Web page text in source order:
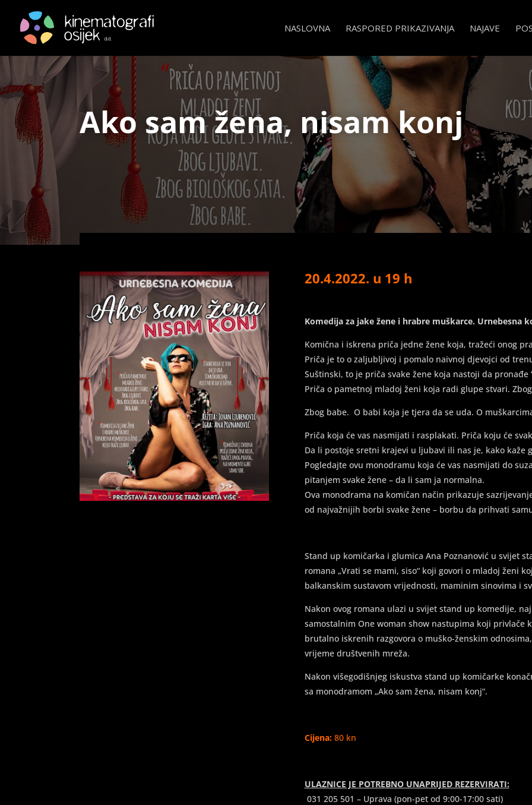
NASLOVNA RASPORED PRIKAZIVANJA NAJAVE
Ako sam žena, nisam konj
20.4.2022. u 19 h
Komedija za jake žene i hrabre muškarce. Urnebesna
Komična i iskrena priča jedne žene koja, tražeći onog
Priča je to o zaljubljivoj i pomalo naivnoj djevojci od
Suštinski, to je priča svake žene koja nastoji da pronađe
Priča o pametnoj mladoj ženi koja radi glupe stvari.
Zbog babe. O babi koja je tjera da se uda. O
Priča koja će vas nasmijati i rasplakati. Priča koju će
Da li postoje sretni krajevi u ljubavi ili nas je, kako kaže
Pogledajte ovu monodramu koja će vas nasmijati do
pitanjem svake žene – da li sam ja normalna.
Ova monodrama na komičan način prikazuje
od najvažnijih borbi svake žene – borbu da prihvati
Stand up komičarka i glumica Ana Poznanović u svijet
romana „Vrati se mami, siso“ koji govori o mladoj ženi
balkanskim sustavom vrijednosti, maminim sinovima i
Nakon ovog romana ulazi u svijet stand up komedije,
samostalnim One woman show nastupima koji privlače
brutalno iskrenih razgovora o muško-ženskim
vrijeme društvenih mreža.
Nakon višegodišnjeg iskustva stand up komičarke
sa monodramom „Ako sam žena, nisam konj“.
Cijena:80 kn
ULAZNICE JE POTREBNO UNAPRIJED REZERVIRATI:
031 205 501 – Uprava (pon-pet od 9:00-17:00 sati)